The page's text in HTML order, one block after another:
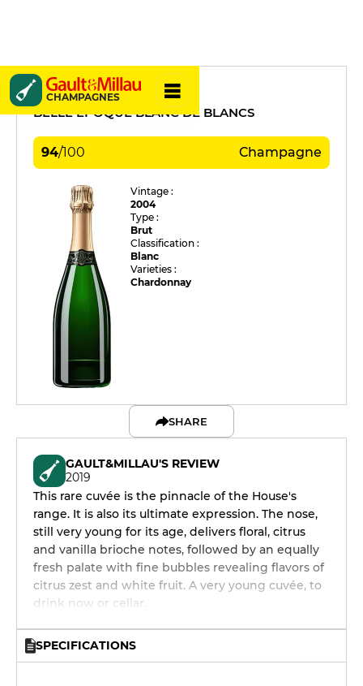
CHAMPAGNES
Perrier-Jouët
BELLE ÉPOQUE BLANC DE BLANCS
94/100 Champagne
Vintage :
2004
Type :
Brut
Classification :
Blanc
Varieties :
Chardonnay
SHARE
GAULT&MILLAU'S REVIEW
2019
This rare cuvée is the pinnacle of the House's
range. It is also its ultimate expression. The nose,
still very young for its age, delivers floral, citrus
and vanilla brioche notes, followed by an equally
fresh palate with fine bubbles revealing flavors of
citrus zest and white fruit. A very young cuvée, to
drink now or cellar.
SPECIFICATIONS